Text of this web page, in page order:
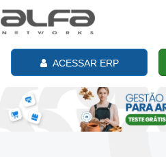
ACESSAR ERP